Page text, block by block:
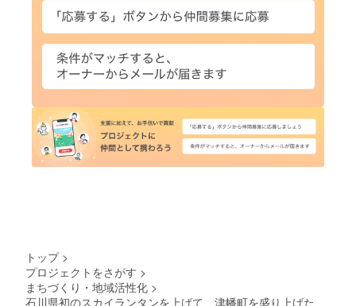
トップ >
プロジェクトをさがす >
まちづくり・地域活性化 >
石川県初のスカイランタンを上げて、津幡町を盛り上げた